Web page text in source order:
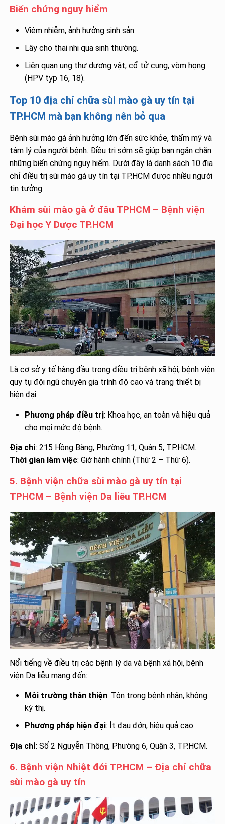
Biến chứng nguy hiểm
Viêm nhiễm, ảnh hưởng sinh sản.
Lây cho thai nhi qua sinh thường.
Liên quan ung thư dương vật, cổ tử cung, vòm họng
(HPV typ 16, 18).
Top 10 địa chỉ chữa sùi mào gà uy tín tại
TP.HCM mà bạn không nên bỏ qua
Bệnh sùi mào gà ảnh hưởng lớn đến sức khỏe, thẩm mỹ và
tâm lý của người bệnh. Điều trị sớm sẽ giúp bạn ngăn chặn
những biến chứng nguy hiểm. Dưới đây là danh sách 10 địa
chỉ điều trị sùi mào gà uy tín tại TP.HCM được nhiều người
tin tưởng.
Khám sùi mào gà ở đâu TPHCM – Bệnh viện
Đại học Y Dược TP.HCM
Là cơ sở y tế hàng đầu trong điều trị bệnh xã hội, bệnh viện
quy tụ đội ngũ chuyên gia trình độ cao và trang thiết bị
hiện đại.
Phương pháp điều trị: Khoa học, an toàn và hiệu quả
cho mọi mức độ bệnh.
Địa chỉ: 215 Hồng Bàng, Phường 11, Quận 5, TP.HCM.
Thời gian làm việc: Giờ hành chính (Thứ 2 – Thứ 6).
5. Bệnh viện chữa sùi mào gà uy tín tại
TPHCM – Bệnh viện Da liễu TP.HCM
Nổi tiếng về điều trị các bệnh lý da và bệnh xã hội, bệnh
viện Da liễu mang đến:
Môi trường thân thiện: Tôn trọng bệnh nhân, không
kỳ thị.
Phương pháp hiện đại: Ít đau đớn, hiệu quả cao.
Địa chỉ: Số 2 Nguyễn Thông, Phường 6, Quận 3, TP.HCM.
6. Bệnh viện Nhiệt đới TP.HCM – Địa chỉ chữa
sùi mào gà uy tín